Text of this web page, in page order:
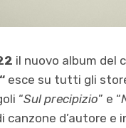
il nuovo album del
“ esce su tutti gli
“Sul precipizio” e “
d’autore